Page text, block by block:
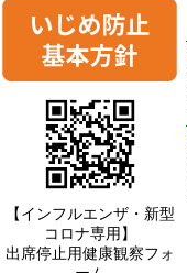
【インフルエンザ・新型
コロナ専用】
出席停止用健康観察フォ